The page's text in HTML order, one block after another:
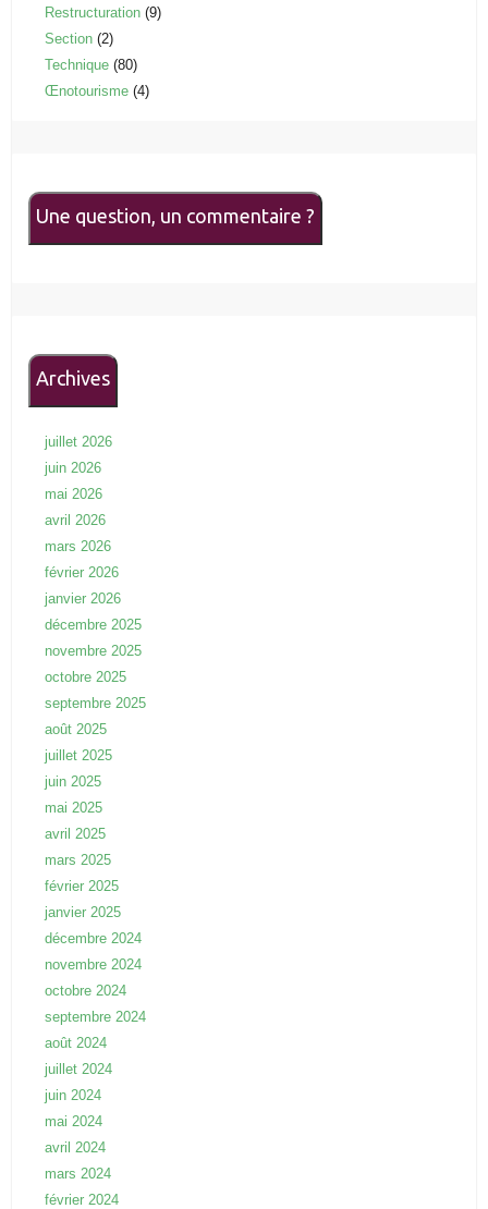
Restructuration (9)
Section (2)
Technique (80)
Œnotourisme (4)
Une question, un commentaire ?
Archives
juillet 2026
juin 2026
mai 2026
avril 2026
mars 2026
février 2026
janvier 2026
décembre 2025
novembre 2025
octobre 2025
septembre 2025
août 2025
juillet 2025
juin 2025
mai 2025
avril 2025
mars 2025
février 2025
janvier 2025
décembre 2024
novembre 2024
octobre 2024
septembre 2024
août 2024
juillet 2024
juin 2024
mai 2024
avril 2024
mars 2024
février 2024